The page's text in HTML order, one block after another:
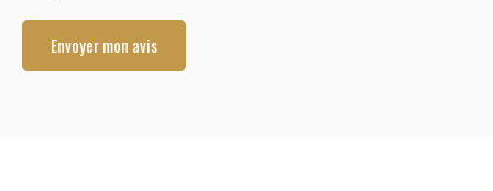
Envoyer mon avis